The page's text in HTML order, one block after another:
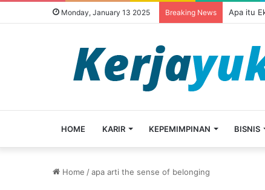
Monday, January 13 2025 Breaking News Apa itu
HOME KARIR KEPEMIMPINAN BISNIS
Home /apa arti the sense of belonging